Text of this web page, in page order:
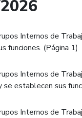
Internos de
funciones. (Página 1)
Internos de
se establecen sus
Internos de